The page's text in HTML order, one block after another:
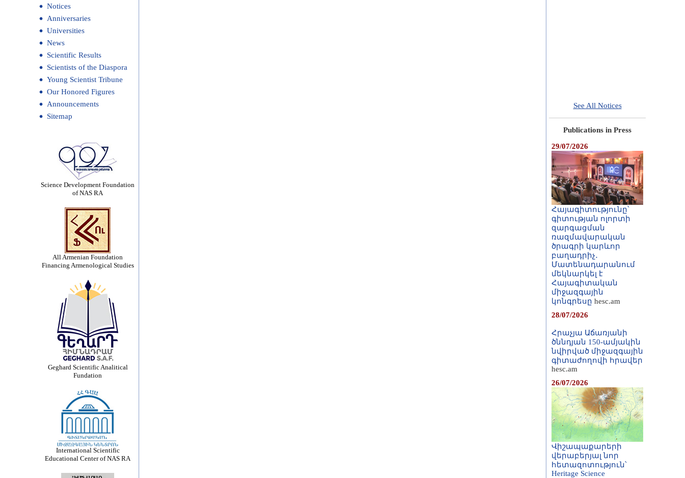
Notices
Anniversaries
Universities
News
Scientific Results
Scientists of the Diaspora
Young Scientist Tribune
Our Honored Figures
Announcements
Sitemap
Science Development Foundation
of NAS RA
All Armenian Foundation
Financing Armenological Studies
Geghard Scientific Analitical
Fundation
International Scientific
Educational Center of NAS RA
See All Notices
Publications in Press
29/07/2026
Հայագիտությունը՝
գիտության ոլորտի
զարգացման
ռազմավարական
ծրագրի կարևոր
բաղադրիչ․
Մատենադարանում
մեկնարկել է
Հայագիտական
միջազգային
կոնգրեսը hesc.am
28/07/2026
Հրաչյա Աճառյանի
ծննդյան 150-ամյակին
նվիրված միջազգային
գիտաժողովի հրավեր
hesc.am
26/07/2026
Վիշապաքարերի
վերաբերյալ նոր
հետազոտություն՝
Heritage Science